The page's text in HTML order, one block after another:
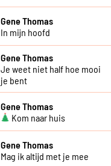
Gene Thomas
In mijn hoofd
Gene Thomas
Je weet niet half hoe mooi
je bent
Gene Thomas
Kom naar huis
Gene Thomas
Mag ik altijd met je mee